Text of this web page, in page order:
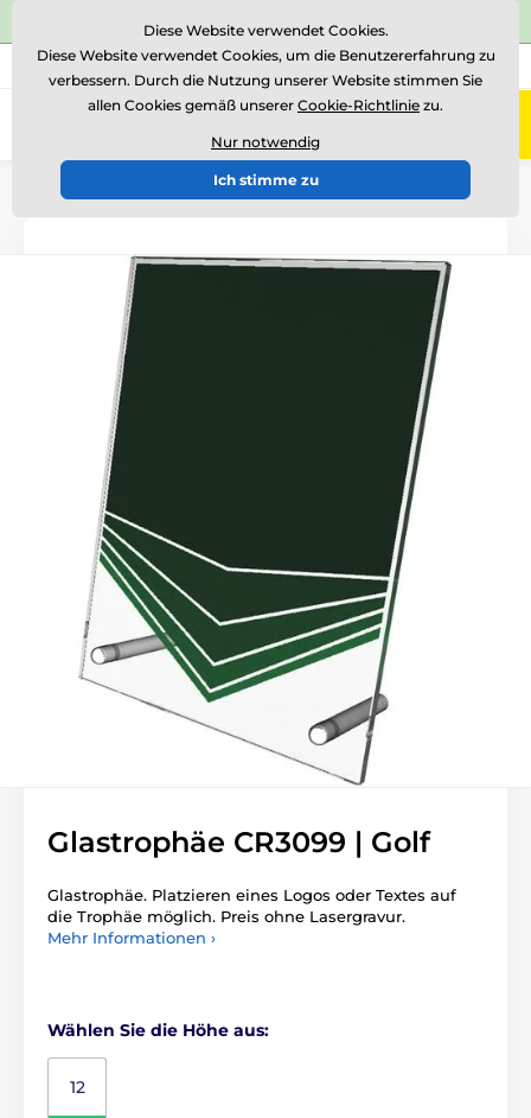
⭐Siehe 504 verifizierte Bewertungen auf
Rufen Sie uns an (Mo-Fr 15-18) +43 676 361 37 22
0
Einführung Glastrophäen Glastrophäen mit Druck
Glastrophäe CR3099 | Golf
Glastrophäe. Platzieren eines Logos oder Textes auf
die Trophäe möglich. Preis ohne Lasergravur.
Mehr Informationen ›
Wählen Sie die Höhe aus:
12
Diese Website verwendet Cookies.
Diese Website verwendet Cookies, um die Benutzererfahrung zu
verbessern. Durch die Nutzung unserer Website stimmen Sie
allen Cookies gemäß unserer Cookie-Richtlinie zu.
Nur notwendig
Ich stimme zu